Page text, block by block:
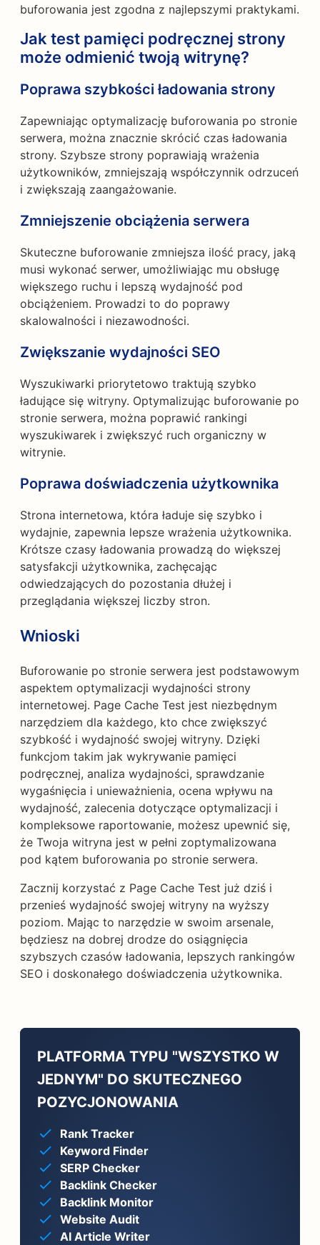
buforowania jest zgodna z najlepszymi praktykami.
Jak test pamięci podręcznej strony
może odmienić twoją witrynę?
Poprawa szybkości ładowania strony
Zapewniając optymalizację buforowania po stronie
serwera, można znacznie skrócić czas ładowania
strony. Szybsze strony poprawiają wrażenia
użytkowników, zmniejszają współczynnik odrzuceń
i zwiększają zaangażowanie.
Zmniejszenie obciążenia serwera
Skuteczne buforowanie zmniejsza ilość pracy, jaką
musi wykonać serwer, umożliwiając mu obsługę
większego ruchu i lepszą wydajność pod
obciążeniem. Prowadzi to do poprawy
skalowalności i niezawodności.
Zwiększanie wydajności SEO
Wyszukiwarki priorytetowo traktują szybko
ładujące się witryny. Optymalizując buforowanie po
stronie serwera, można poprawić rankingi
wyszukiwarek i zwiększyć ruch organiczny w
witrynie.
Poprawa doświadczenia użytkownika
Strona internetowa, która ładuje się szybko i
wydajnie, zapewnia lepsze wrażenia użytkownika.
Krótsze czasy ładowania prowadzą do większej
satysfakcji użytkownika, zachęcając
odwiedzających do pozostania dłużej i
przeglądania większej liczby stron.
Wnioski
Buforowanie po stronie serwera jest podstawowym
aspektem optymalizacji wydajności strony
internetowej. Page Cache Test jest niezbędnym
narzędziem dla każdego, kto chce zwiększyć
szybkość i wydajność swojej witryny. Dzięki
funkcjom takim jak wykrywanie pamięci
podręcznej, analiza wydajności, sprawdzanie
wygaśnięcia i unieważnienia, ocena wpływu na
wydajność, zalecenia dotyczące optymalizacji i
kompleksowe raportowanie, możesz upewnić się,
że Twoja witryna jest w pełni zoptymalizowana
pod kątem buforowania po stronie serwera.
Zacznij korzystać z Page Cache Test już dziś i
przenieś wydajność swojej witryny na wyższy
poziom. Mając to narzędzie w swoim arsenale,
będziesz na dobrej drodze do osiągnięcia
szybszych czasów ładowania, lepszych rankingów
SEO i doskonałego doświadczenia użytkownika.
PLATFORMA TYPU "WSZYSTKO W
JEDNYM" DO SKUTECZNEGO
POZYCJONOWANIA
Rank Tracker
Keyword Finder
SERP Checker
Backlink Checker
Backlink Monitor
Website Audit
AI Article Writer